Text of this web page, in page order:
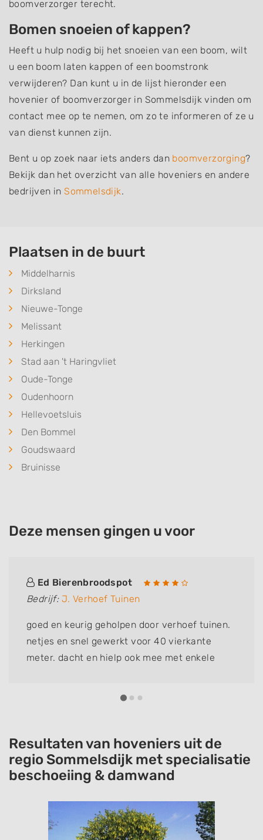
boomverzorger terecht.
Bomen snoeien of kappen?
Heeft u hulp nodig bij het snoeien van een boom, wilt
u een boom laten kappen of een boomstronk
verwijderen? Dan kunt u in de lijst hieronder een
hovenier of boomverzorger in Sommelsdijk vinden om
contact mee op te nemen, om zo te informeren of ze u
van dienst kunnen zijn.
Bent u op zoek naar iets anders dan boomverzorging?
Bekijk dan het overzicht van alle hoveniers en andere
bedrijven inSommelsdijk.
Plaatsen in de buurt
Middelharnis
Dirksland
Nieuwe-Tonge
Melissant
Herkingen
Stad aan 't Haringvliet
Oude-Tonge
Oudenhoorn
Hellevoetsluis
Den Bommel
Goudswaard
Bruinisse
Deze mensen gingen u voor
Ed Bierenbroodspot
Bedrijf: J. Verhoef Tuinen
goed en keurig geholpen door verhoef tuinen.
netjes en snel gewerkt voor 40 vierkante
meter. dacht en hielp ook mee met enkele
Resultaten van hoveniers uit de
regio Sommelsdijk met specialisatie
beschoeiing & damwand